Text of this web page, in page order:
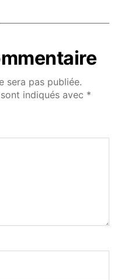
sera pas publiée.
indiqués avec *